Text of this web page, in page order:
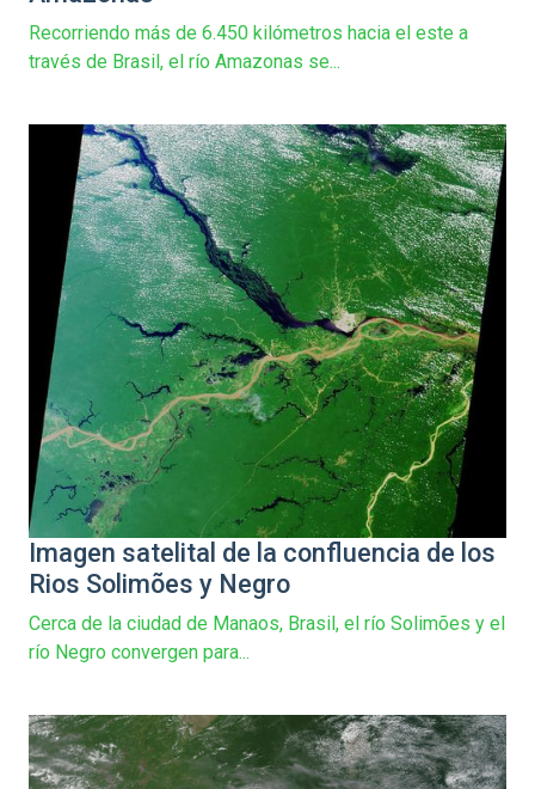
Recorriendo más de 6.450 kilómetros hacia el este a
través de Brasil, el río Amazonas se...
Imagen satelital de la confluencia de los
Rios Solimões y Negro
Cerca de la ciudad de Manaos, Brasil, el río Solimões y el
río Negro convergen para...